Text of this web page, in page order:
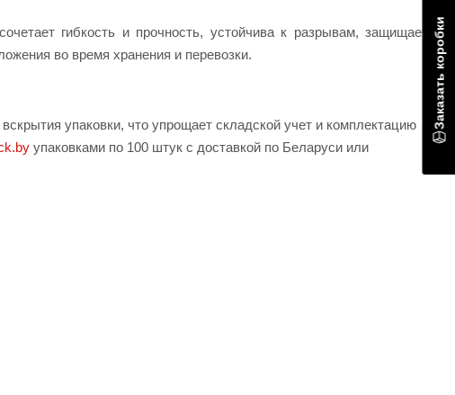
гибкость и прочность, устойчива к разрывам, защищает
во время хранения и перевозки.
упаковки, что упрощает складской учет и комплектацию
упаковками по 100 штук с доставкой по Беларуси или
Заказать коробки